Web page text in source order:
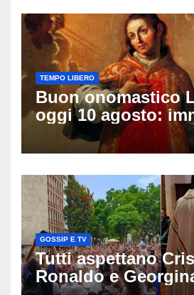
TEMPO LIBERO
Buon onomastico
oggi 10 agosto:
gif di auguri da
sui social
GOSSIP E TV
Tutti aspettano
Ronaldo e